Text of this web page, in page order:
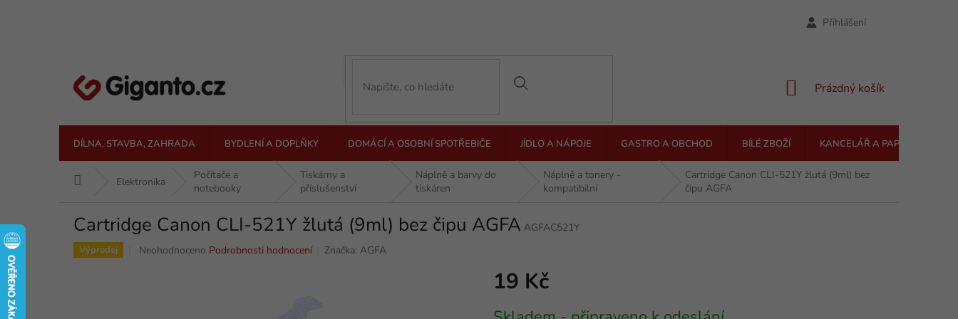
Přihlášení
NÁKUPNÍ
Prázdný košík
DÍLNA, STAVBA, ZAHRADA BYDLENÍ A DOPLŇKY DOMÁCÍ A OSOBNÍ SPOTŘEBIČE JÍDLO A NÁPOJE GASTRO A OBCHOD BÍLÉ ZBOŽÍ KANCELÁŘ A PAPÍRNICTVÍ
Elektronika
Počítače a
notebooky
Tiskárny a
příslušenství
Náplně a barvy do
tiskáren
Náplně a tonery -
kompatibilní
Cartridge Canon CLI-521Y žlutá (9ml) bez
čipu AGFA
Cartridge Canon CLI-521Y žlutá (9ml) bez čipu AGFA AGFAC521Y
Výprodej
Průměrné
Neohodnoceno Podrobnosti hodnocení Značka:AGFA
19 Kč